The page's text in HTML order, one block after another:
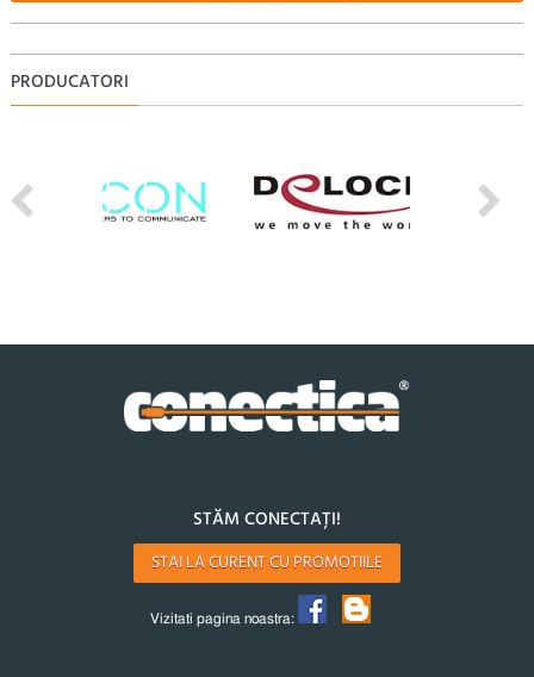
PRODUCATORI
STĂM CONECTAȚI!
STAI LA CURENT CU PROMOTIILE
Vizitati pagina noastra: